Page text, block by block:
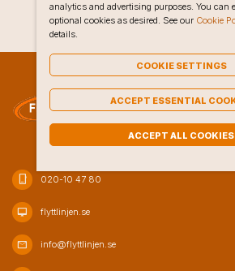
phone_iphone 020-10 47 80
desktop_mac flyttlinjen.se
mail info@flyttlinjen.se
analytics and advertising purposes. You can
optional cookies as desired. See our Cookie
details.
COOKIE SETTINGS
ACCEPT ESSENTIAL
ACCEPT ALL COOKIES